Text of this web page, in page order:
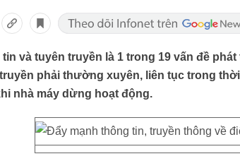
và tuyên truyền là 1 trong 19 vấn đề
phải thường xuyên, liên tục trong
nhà máy dừng hoạt động.